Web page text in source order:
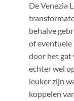
De Venezia
behalve
of
door het gat
echter wel
leuker zijn
koppelen